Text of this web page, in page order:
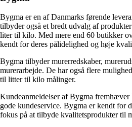
Bygma er en af Danmarks førende
tilbyder også et bredt udvalg af
liter til kilo. Med mere end 60 butikker
kendt for deres pålidelighed og høje
Bygma tilbyder murerredskaber,
murerarbejde. De har også flere
til litter til kilo målinger.
Kundeanmeldelser af Bygma fremhæver
gode kundeservice. Bygma er kendt for
fokus på at tilbyde kvalitetsprodukter til